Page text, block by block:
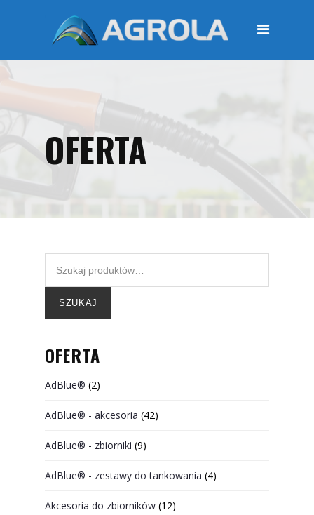
STRONA GŁÓWNA
OFERTA
Moje konto
OFERTA
SZUKAJ
OFERTA
AdBlue® (2)
AdBlue® - akcesoria (42)
AdBlue® - zbiorniki (9)
AdBlue® - zestawy do tankowania (4)
Akcesoria do zbiorników (12)